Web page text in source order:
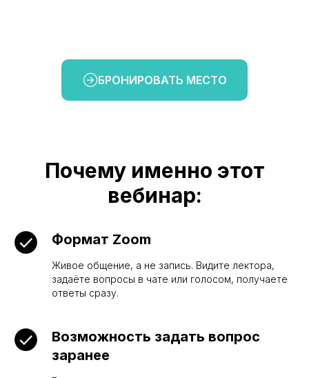
БРОНИРОВАТЬ МЕСТО
Почему именно этот
вебинар:
Формат Zoom
Живое общение, а не запись. Видите лектора,
задаёте вопросы в чате или голосом, получаете
ответы сразу.
Возможность задать вопрос
заранее